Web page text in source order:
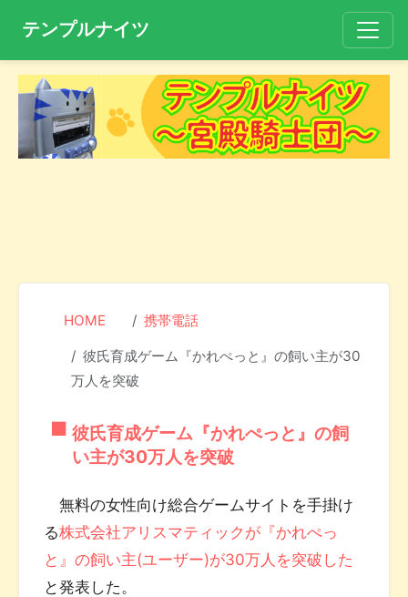
テンプルナイツ
HOME 携帯電話
彼氏育成ゲーム『かれぺっと』の飼い主が30
万人を突破
彼氏育成ゲーム『かれぺっと』の飼
い主が30万人を突破
無料の女性向け総合ゲームサイトを手掛け
る株式会社アリスマティックが『かれぺっ
と』の飼い主(ユーザー)が30万人を突破した
と発表した。